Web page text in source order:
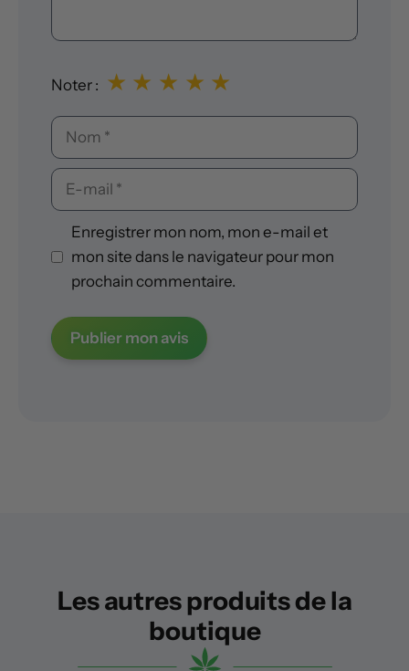
Noter : ★
★
★
★
★
Nom
E-
mail
Enregistrer mon nom, mon e-mail et
mon site dans le navigateur pour mon
prochain commentaire.
Les autres produits de la
boutique